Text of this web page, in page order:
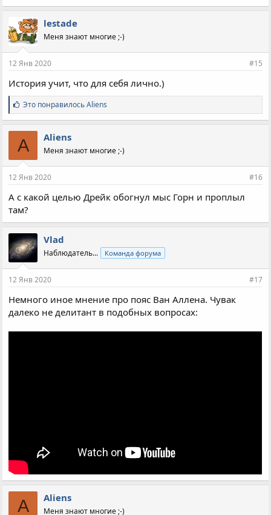
lestade
Меня знают многие ;-)
12 Янв 2020 #15
История учит, что для себя лично.)
С
и
м
п
а
т
и
:
Это понравилосьAliens
A Aliens
Меня знают многие ;-)
12 Янв 2020 #16
А с какой целью Дрейк обогнул мыс Горн и проплыл
там?
Vlad
Наблюдатель... Команда форума
12 Янв 2020 #17
Немного иное мнение про пояс Ван Аллена. Чувак
далеко не делитант в подобных вопросах:
A Aliens
Меня знают многие ;-)